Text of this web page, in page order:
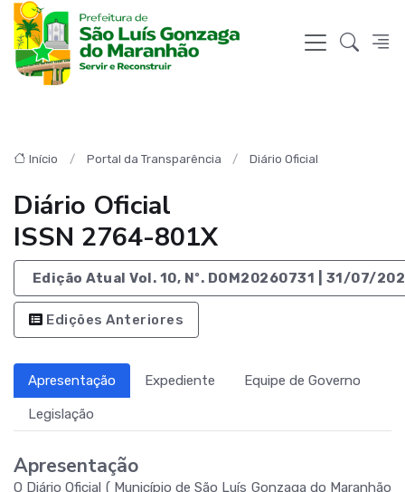
Início Portal da Transparência Diário Oficial
Diário Oficial
ISSN 2764-801X
Edição Atual Vol. 10, Nº. DOM20260731 | 31/07/
Edições Anteriores
Apresentação Expediente Equipe de Governo
Legislação
Apresentação
O Diário Oficial ( Município de São Luís Gonzaga do Maranhão